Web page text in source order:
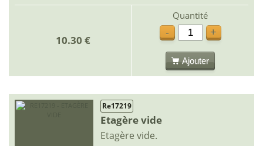
10.30 €
Quantité
-
+
Ajouter
Re17219
Etagère vide
Etagère vide.